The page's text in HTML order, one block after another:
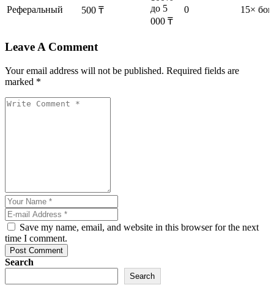
Реферальный 500 ₸
до 5
000 ₸
0 15×
Leave A Comment
Your email address will not be published. Required fields are
marked *
Save my name, email, and website in this browser for the next
time I comment.
Post Comment
Search
Search